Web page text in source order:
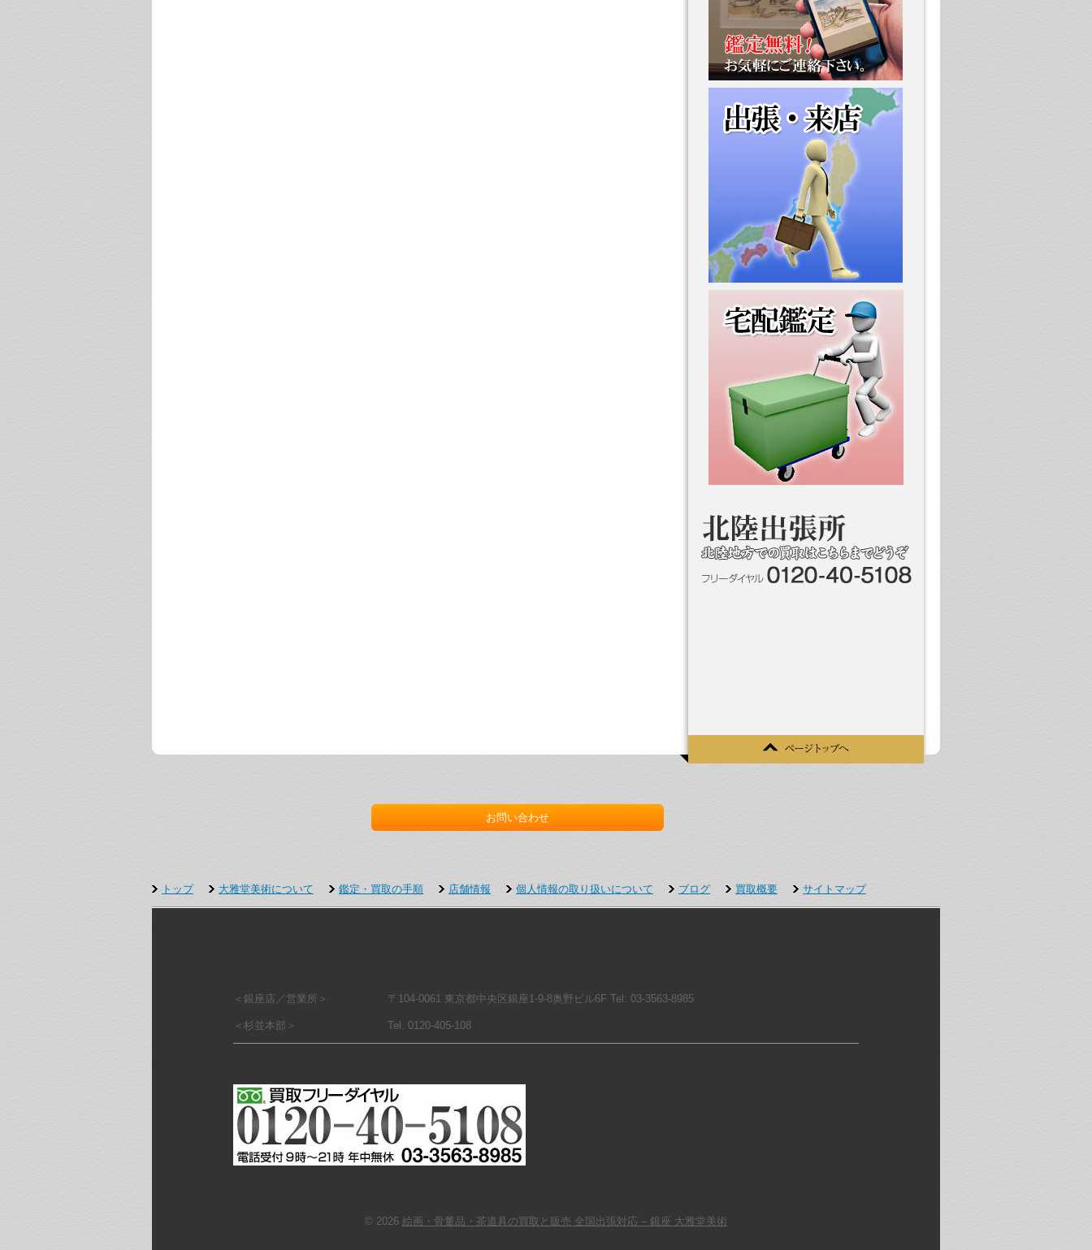
お問い合わせ
トップ 大雅堂美術について 鑑定・買取の手順 店舗情報 個人情報の取り扱いについて ブログ 買取概要 サイトマップ
＜銀座店／営業所＞ 〒104-0061 東京都中央区銀座1-9-8奥野ビル6F Tel: 03-3563-8985
＜杉並本部＞ Tel. 0120-405-108
© 2026 絵画・骨董品・茶道具の買取と販売 全国出張対応 – 銀座 大雅堂美術